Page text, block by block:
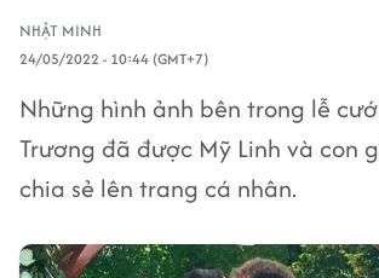
NHẬT MINH
24/05/2022 - 10:44 (GMT+7)
Những hình ảnh bên trong lễ
Trương đã được Mỹ Linh và con
chia sẻ lên trang cá nhân.